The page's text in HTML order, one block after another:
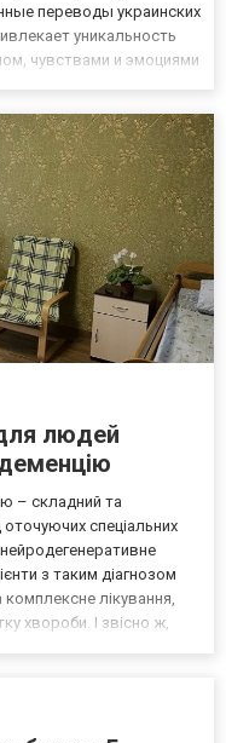
переводы украинских
уникальность
чувствами и эмоциями
людей
– складний та
спеціальних
з таким діагнозом
лікування,
хвороби. І звісно ж,